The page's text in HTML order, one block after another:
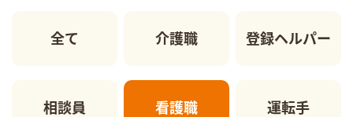
全て 介護職 登録ヘルパー
相談員 看護職 運転手